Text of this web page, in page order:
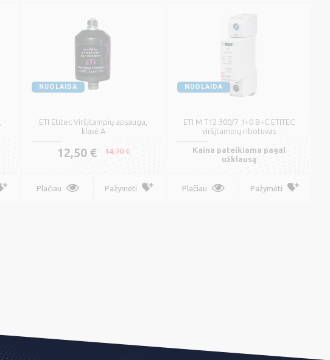
NUOLAIDA
ETI Etitec Viršįtampių apsauga,
klasė A
12,50 € 14,70 €
Plačiau Pažymėti
NUOLAIDA
ETI M T12 300/7 1+0 B+C ETITEC
viršįtampių ribotuvas
Kaina pateikiama pagal
užklausą
Plačiau Pažymėti